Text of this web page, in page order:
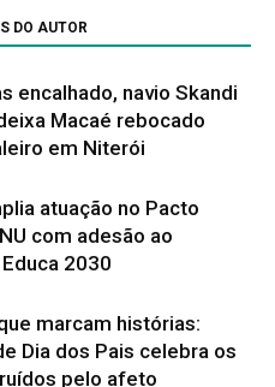
DO AUTOR
encalhado, navio Skandi
Macaé rebocado
em Niterói
atuação no Pacto
com adesão ao
2030
marcam histórias:
Dia dos Pais celebra os
pelo afeto